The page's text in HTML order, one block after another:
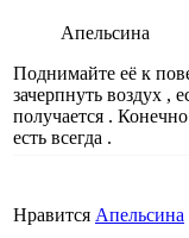
Апельсина
Поднимайте её к
зачерпнуть воздух ,
получается .
есть всегда .
Нравится Апельсина